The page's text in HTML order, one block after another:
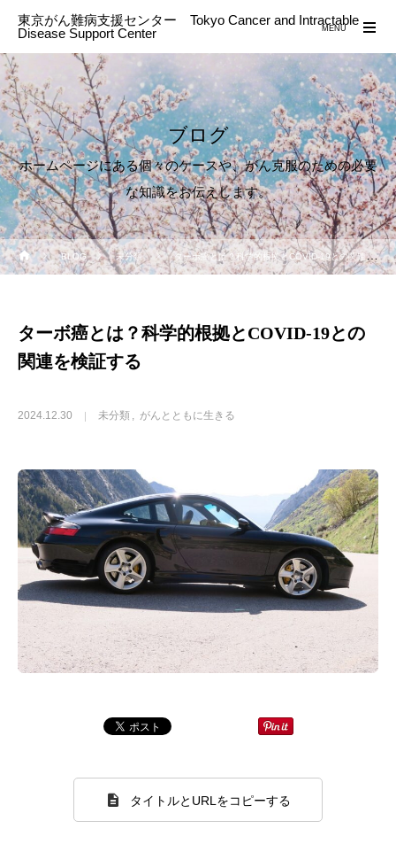
東京がん難病支援センター Tokyo Cancer and Intractable
Disease Support Center
ブログ
ホームページにある個々のケースや、がん克服のための必要
な知識をお伝えします。
BLOG 未分類 ターボ癌とは？科学的根拠とCOVID-19との関連を検証する
ターボ癌とは？科学的根拠とCOVID-19との
関連を検証する
2024.12.30 未分類 がんとともに生きる
タイトルとURLをコピーする
MENU